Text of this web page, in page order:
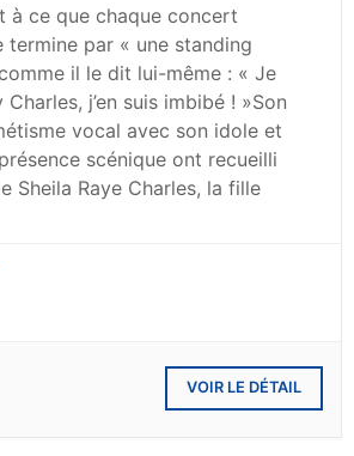
à ce que chaque concert
termine par « une standing
il le dit lui-même : « Je
Charles, j’en suis imbibé ! »Son
vocal avec son idole et
scénique ont recueilli
Sheila Raye Charles, la fille
VOIR LE DÉTAIL